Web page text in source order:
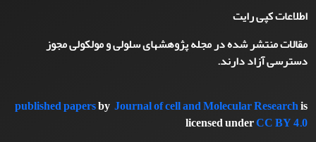
اطلاعات کپی رایت
مقالات منتشر شده در مجله پژوهشهای سلولی و مولکولی مجوز
دسترسی آزاد دارند.
published papersby Journal of cell and Molecular Researchis
licensed underCC BY 4.0